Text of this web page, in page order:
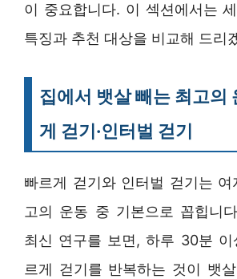
이 중요합니다. 이 섹션에서는
특징과 추천 대상을 비교해 드리
집에서 뱃살 빼는 최고의
게 걷기·인터벌 걷기
빠르게 걷기와 인터벌 걷기는
고의 운동 중 기본으로 꼽힙니
최신 연구를 보면, 하루 30분
르게 걷기를 반복하는 것이 뱃